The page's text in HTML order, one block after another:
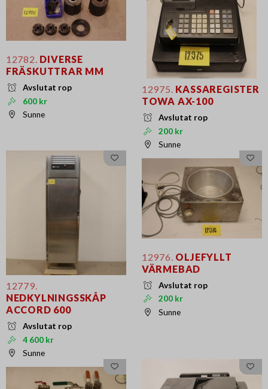
12782. DIVERSE
FRÄSKUTTRAR MM
Avslutat rop
600 kr
Sunne
12975. KASSAREGISTER
TOWA AX-100
Avslutat rop
200 kr
Sunne
12779.
NEDKYLNINGSSKÅP
ACCORD 600
Avslutat rop
4 600 kr
Sunne
12976. OLJEFYLLT
VÄRMEBAD
Avslutat rop
200 kr
Sunne